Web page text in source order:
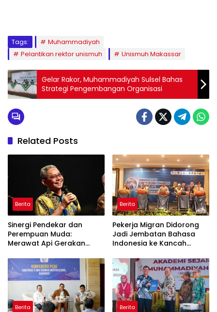
Tags:
Muhammadiyah
Pelantikan rektor unismuh
Unismuh Makassar
Gelar Rakor, Muhammadiyah Sulsel Bahas
Strategi Pengembangan Organisasi
Related Posts
Berita
Sinergi Pendekar dan
Perempuan Muda:
Merawat Api Gerakan
Berita
Pekerja Migran Didorong
Jadi Jembatan Bahasa
Indonesia ke Kancah
Berita Berita